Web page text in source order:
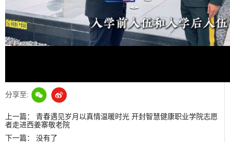
Video
分享至:
上一篇： 青春遇见岁月以真情温暖时光 开封智慧健康职业学院志愿
者走进西姜寨敬老院
下一篇： 没有了